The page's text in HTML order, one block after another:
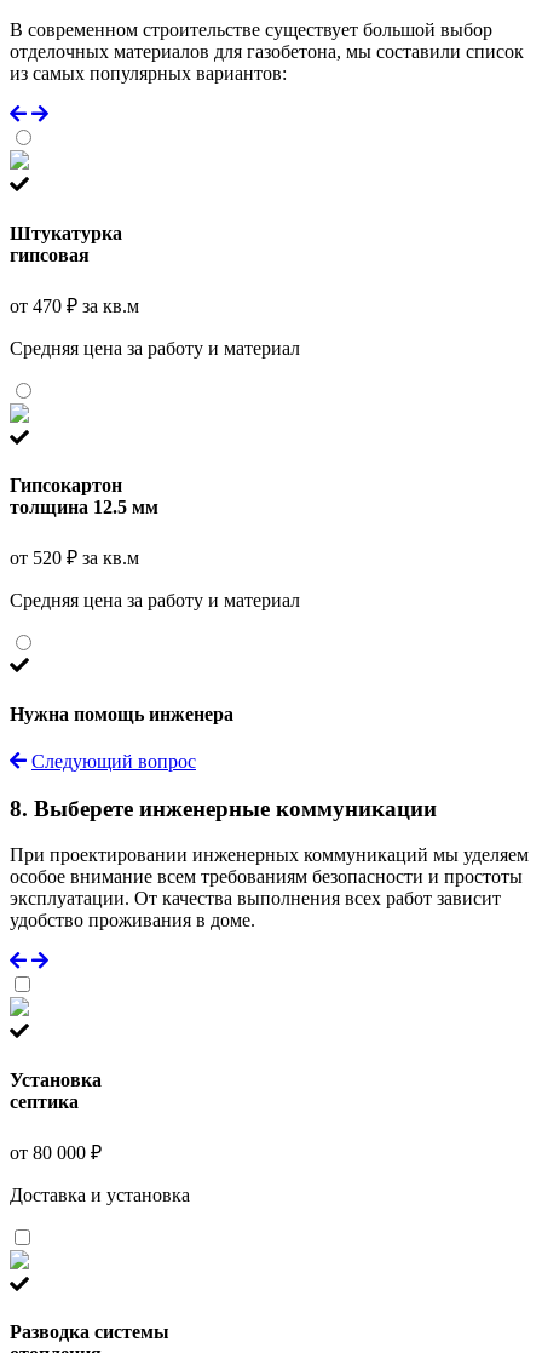
В современном строительстве существует большой выбор
отделочных материалов для газобетона, мы составили список
из самых популярных вариантов:
Штукатурка
гипсовая
от 470 ₽ за кв.м
Средняя цена за работу и материал
Гипсокартон
толщина 12.5 мм
от 520 ₽ за кв.м
Средняя цена за работу и материал
Нужна помощь инженера
Следующий вопрос
8. Выберете инженерные коммуникации
При проектировании инженерных коммуникаций мы уделяем
особое внимание всем требованиям безопасности и простоты
эксплуатации. От качества выполнения всех работ зависит
удобство проживания в доме.
Установка
септика
от 80 000 ₽
Доставка и установка
Разводка системы